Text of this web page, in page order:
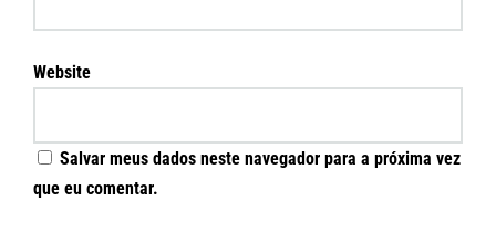
Website
Salvar meus dados neste navegador para a próxima vez
que eu comentar.